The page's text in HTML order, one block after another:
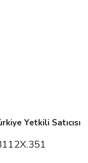
Yetkili Satıcısı